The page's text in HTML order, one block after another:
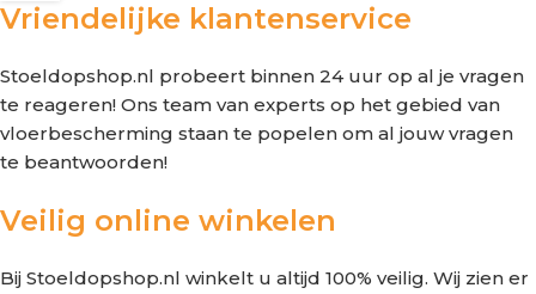
Vriendelijke klantenservice
Stoeldopshop.nl probeert binnen 24 uur op al je vragen
te reageren! Ons team van experts op het gebied van
vloerbescherming staan te popelen om al jouw vragen
te beantwoorden!
Veilig online winkelen
Bij Stoeldopshop.nl winkelt u altijd 100% veilig. Wij zien er